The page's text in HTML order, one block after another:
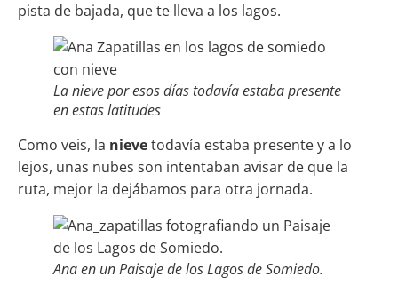
pista de bajada, que te lleva a los lagos.
La nieve por esos días todavía estaba presente
en estas latitudes
Como veis, la nievetodavía estaba presente y a lo
lejos, unas nubes son intentaban avisar de que la
ruta, mejor la dejábamos para otra jornada.
Ana en un Paisaje de los Lagos de Somiedo.